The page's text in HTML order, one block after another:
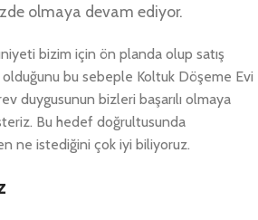
olmaya devam ediyor.
bizim için ön planda olup satış
bu sebeple Koltuk Döşeme Evi
duygusunun bizleri başarılı olmaya
Bu hedef doğrultusunda
ne istediğini çok iyi biliyoruz.